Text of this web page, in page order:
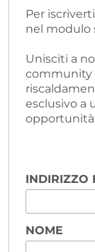
Per
nel modulo
Unisciti a
community
esclusivo a
INDIRIZZO
NOME